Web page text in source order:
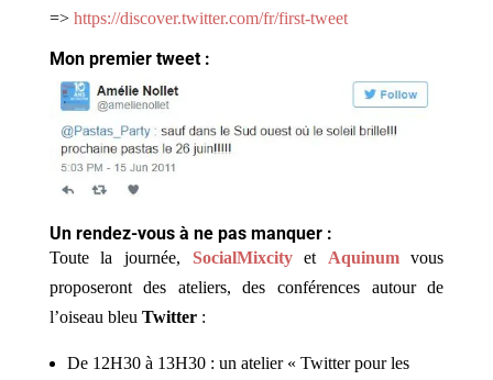
=> https://discover.twitter.com/fr/first-tweet
Mon premier tweet :
Un rendez-vous à ne pas manquer :
Toute la journée, SocialMixcityet Aquinumvous
proposeront des ateliers, des conférences autour de
l’oiseau bleu Twitter:
De 12H30 à 13H30 : un atelier « Twitter pour les